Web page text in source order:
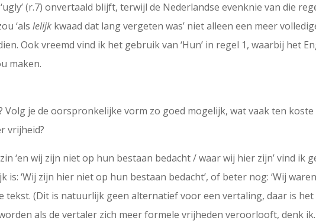
(r.7) onvertaald blijft, terwijl de Nederlandse evenknie van die
‘alslelijk kwaad dat lang vergeten was’ niet alleen een meer
Ook vreemd vind ik het gebruik van ‘Hun’ in regel 1, waarbij het
maken.
Volg je de oorspronkelijke vorm zo goed mogelijk, wat vaak ten koste
vrijheid?
‘en wij zijn niet op hun bestaan bedacht / waar wij hier zijn’ vind ik
is: ‘Wij zijn hier niet op hun bestaan bedacht’, of beter nog: ‘Wij
tekst. (Dit is natuurlijk geen alternatief voor een vertaling, daar is
als de vertaler zich meer formele vrijheden veroorlooft, denk